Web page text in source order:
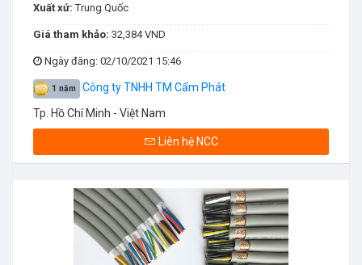
Xuất xứ:Trung Quốc
Giá tham khảo: 32,384 VND
Ngày đăng: 02/10/2021 15:46
1 năm
Công ty TNHH TM Cẩm Phát
Tp. Hồ Chí Minh - Việt Nam
Liên hệ NCC